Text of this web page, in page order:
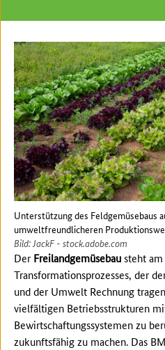
Unterstützung des Feldgemüsebaus
umweltfreundlicheren
Bild: JackF - stock.adobe.com
Der Freilandgemüsebausteht
Transformationsprozesses, der
und der Umwelt Rechnung
vielfältigen Betriebsstrukturen
Bewirtschaftungssystemen zu
zukunftsfähig zu machen. Das